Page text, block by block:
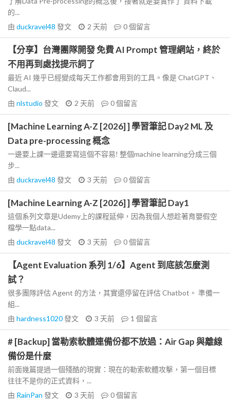
的...
由 duckravel48 發文 2 天前 0個留言
【分享】台灣團隊開發 免費 AI Prompt 管理網站，終於
不用再到處找提示詞了
最近 AI 幾乎已經變成每天工作都會用到的工具。像是 ChatGPT、
Claud...
由 nlstudio 發文 2 天前 0個留言
[Machine Learning A-Z [2026] ] 學習筆記 Day2 ML 及
Data pre-processing 概念
一邊要上課一邊還要寫這個不容易! 整個machine learning分成三個
步...
由 duckravel48 發文 3 天前 0個留言
[Machine Learning A-Z [2026] ] 學習筆記 Day1
這個系列文章是Udemy上的課程延伸，因為我個人想趁著育嬰假空
檔學一點data...
由 duckravel48 發文 3 天前 0個留言
【Agent Evaluation 系列 1/6】Agent 到底該怎麼測
試？
很多團隊評估 Agent 的方法，其實還停留在評估 Chatbot。 準備一
組...
由 hardness1020發文 3 天前 1 個留言
# [Backup] 當勒索軟體連備份都不放過：Air Gap 與離線
備份是什麼
前面幾篇提過一個殘酷的現實：現在的勒索軟體攻擊，第一個目標
往往不是你的正式資料，...
由 RainPan 發文 3 天前 0個留言